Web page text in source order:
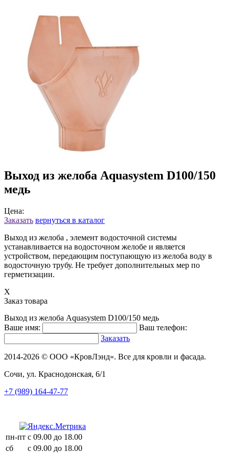
Выход из желоба Aquasystem D100/150
медь
Цена:
Заказать вернуться в каталог
Выход из желоба , элемент водосточной системы
устанавливается на водосточном желобе и является
устройством, передающим поступающую из желоба воду в
водосточную трубу. Не требует дополнительных мер по
герметизации.
X
Заказ товара
Выход из желоба Aquasystem D100/150 медь
Ваше имя:
Ваш телефон:
Заказать
2014-2026 © ООО «КровЛэнд». Все для кровли и фасада.
Сочи, ул. Краснодонская, 6/1
+7 (989) 164-47-77
пн-пт с 09.00 до 18.00
сб
с 09.00 до 18.00